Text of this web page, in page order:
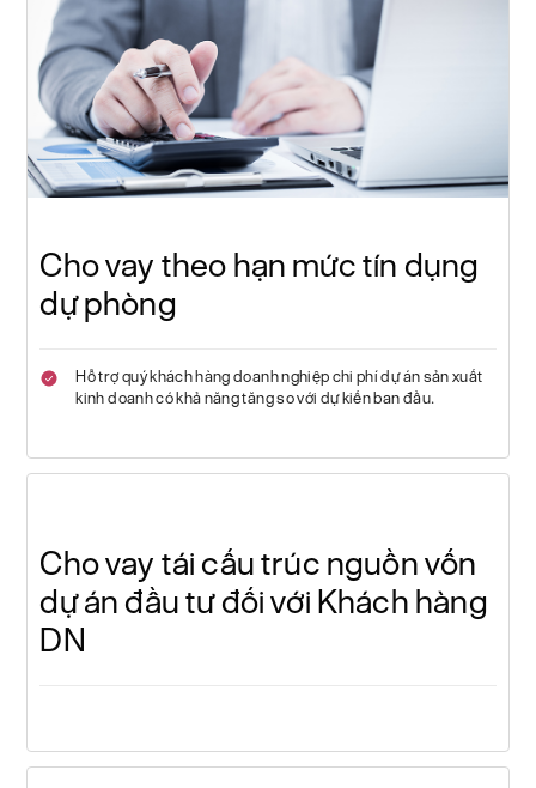
Cho vay theo hạn mức tín dụng
dự phòng
Hỗ trợ quý khách hàng doanh nghiệp chi phí dự án sản xuất
kinh doanh có khả năng tăng so với dự kiến ban đầu.
Cho vay tái cấu trúc nguồn vốn
dự án đầu tư đối với Khách hàng
DN